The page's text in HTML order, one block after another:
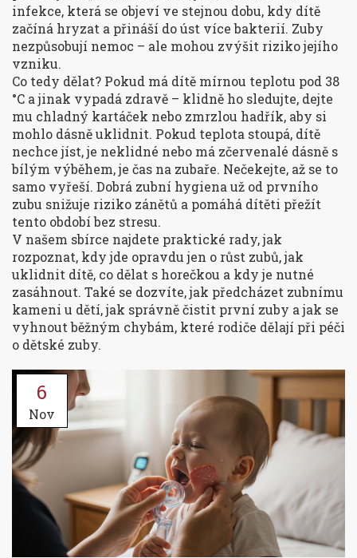
infekce, která se objeví ve stejnou dobu, kdy dítě
začíná hryzat a přináší do úst více bakterií. Zuby
nezpůsobují nemoc – ale mohou zvýšit riziko jejího
vzniku.
Co tedy dělat? Pokud má dítě mírnou teplotu pod 38
°C a jinak vypadá zdravě – klidně ho sledujte, dejte
mu chladný kartáček nebo zmrzlou hadřík, aby si
mohlo dásně uklidnit. Pokud teplota stoupá, dítě
nechce jíst, je neklidné nebo má zčervenalé dásně s
bílým výběhem, je čas na zubaře. Nečekejte, až se to
samo vyřeší. Dobrá zubní hygiena už od prvního
zubu snižuje riziko zánětů a pomáhá dítěti přežít
tento období bez stresu.
V našem sbírce najdete praktické rady, jak
rozpoznat, kdy jde opravdu jen o růst zubů, jak
uklidnit dítě, co dělat s horečkou a kdy je nutné
zasáhnout. Také se dozvíte, jak předcházet zubnímu
kameni u dětí, jak správně čistit první zuby a jak se
vyhnout běžným chybám, které rodiče dělají při péči
o dětské zuby.
6
Nov